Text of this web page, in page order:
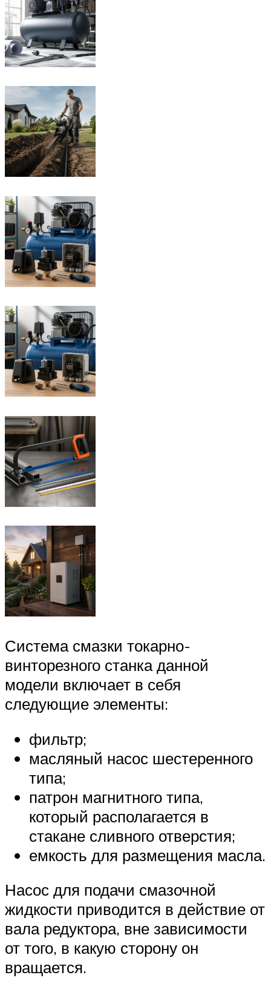
Система смазки токарно-
винторезного станка данной
модели включает в себя
следующие элементы:
фильтр;
масляный насос шестеренного
типа;
патрон магнитного типа,
который располагается в
стакане сливного отверстия;
емкость для размещения масла.
Насос для подачи смазочной
жидкости приводится в действие от
вала редуктора, вне зависимости
от того, в какую сторону он
вращается.